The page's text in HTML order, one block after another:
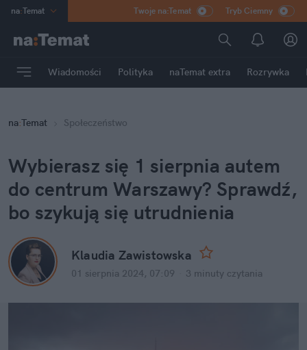
na:Temat
Poland
mama
Rozrywka
Twoje na:Temat Tryb Ciemny
Wiadomości Polityka naTemat extra Rozrywka
na:Temat Społeczeństwo
Wybierasz się 1 sierpnia autem
do centrum Warszawy? Sprawdź,
bo szykują się utrudnienia
Klaudia Zawistowska
01 sierpnia 2024, 07:09 3 minuty czytania